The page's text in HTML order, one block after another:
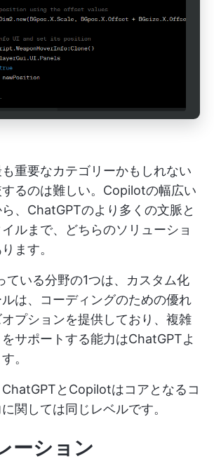
重要なカテゴリーかもしれない
るのは難しい。Copilotの幅広い
、ChatGPTのより多くの文脈と
ルまで、どちらのソリューショ
ます。
ている分野の1つは、カスタム化
は、コーディングのための優れ
プションを提供しており、複雑
サポートする能力はChatGPTよ
。
とCopilotはコアとなるコ
関しては同じレベルです。
ーション